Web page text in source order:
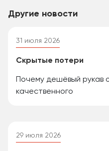
Другие новости
31 июля 2026
Скрытые потери
Почему дешёвый рукав
качественного
29 июля 2026